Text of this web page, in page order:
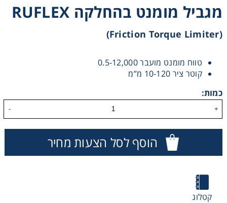
מגביל מומנט בהחלקה RUFLEX
(Friction Torque Limiter)
טווח מומנט מועבר 0.5-12,000
קוטר ציר 10-120 מ”מ
כמות:
+
-
הוסף לסל הצעות מחיר
קטלוג